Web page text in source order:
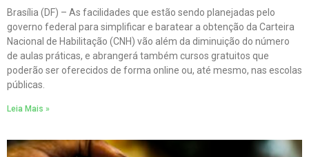
Brasília (DF) – As facilidades que estão sendo planejadas pelo
governo federal para simplificar e baratear a obtenção da Carteira
Nacional de Habilitação (CNH) vão além da diminuição do número
de aulas práticas, e abrangerá também cursos gratuitos que
poderão ser oferecidos de forma online ou, até mesmo, nas escolas
públicas.
Leia Mais »